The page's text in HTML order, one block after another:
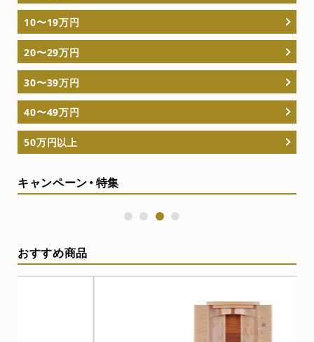
10〜19万円
20〜29万円
30〜39万円
40〜49万円
50万円以上
キャンペーン・特集
3
おすすめ商品